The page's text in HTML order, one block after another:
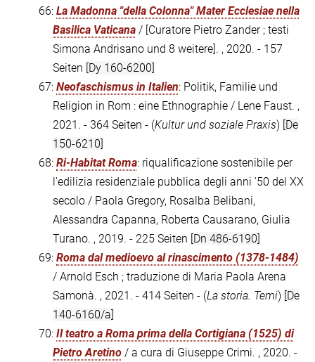
66: La Madonna "della Colonna" Mater Ecclesiae nella
Basilica Vaticana / [Curatore Pietro Zander ; testi
Simona Andrisano und 8 weitere]. , 2020. - 157
Seiten [Dy 160-6200]
67: Neofaschismus in Italien: Politik, Familie und
Religion in Rom : eine Ethnographie / Lene Faust. ,
2021. - 364 Seiten - (Kultur und soziale Praxis) [De
150-6210]
68: Ri-Habitat Roma: riqualificazione sostenibile per
l'edilizia residenziale pubblica degli anni '50 del XX
secolo / Paola Gregory, Rosalba Belibani,
Alessandra Capanna, Roberta Causarano, Giulia
Turano. , 2019. - 225 Seiten [Dn 486-6190]
69: Roma dal medioevo al rinascimento (1378-1484)
/ Arnold Esch ; traduzione di Maria Paola Arena
Samonà. , 2021. - 414 Seiten - (La storia. Temi) [De
140-6160/a]
70: Il teatro a Roma prima della Cortigiana (1525) di
Pietro Aretino / a cura di Giuseppe Crimi. , 2020. -